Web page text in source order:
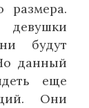
размера.
будут
данный
еще
Они